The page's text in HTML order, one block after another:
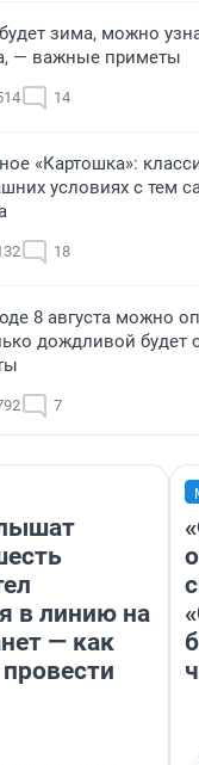
зима, можно
— важные приметы
14
«Картошка»:
условиях с тем
18
8 августа можно
дождливой
7
в линию на
— как